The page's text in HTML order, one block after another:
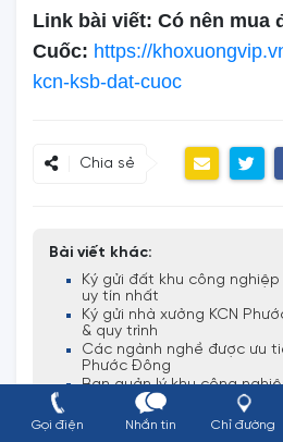
Link bài viết: Có nên mua
Cuốc: https://
kcn-ksb-dat-cuoc
Chia sẻ
Bài viết khác:
Ký gửi đất khu công
uy tín nhất
Ký gửi nhà xưởng KCN
& quy trình
Các ngành nghề được ưu
Phước Đông
Ban quản lý khu công
đủ thông tin nhất
Giá thuê đất khu công
Gọi điện Nhắn tin Chỉ đường